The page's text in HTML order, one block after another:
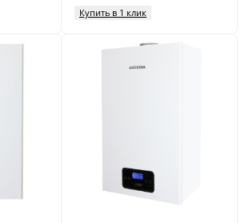
Купить в 1 клик